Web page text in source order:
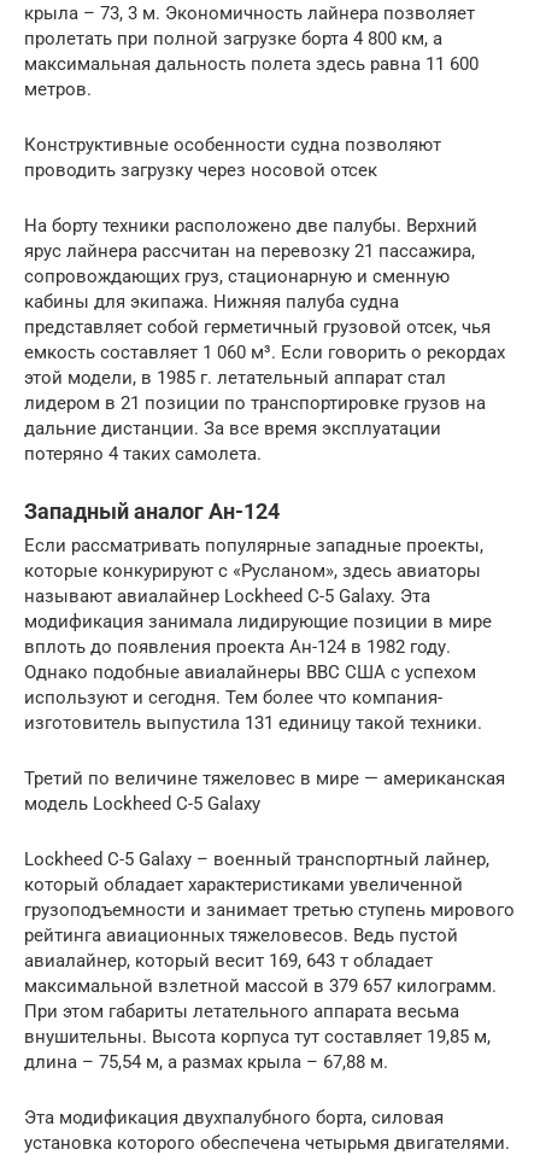
крыла – 73, 3 м. Экономичность лайнера позволяет
пролетать при полной загрузке борта 4 800 км, а
максимальная дальность полета здесь равна 11 600
метров.
Конструктивные особенности судна позволяют
проводить загрузку через носовой отсек
На борту техники расположено две палубы. Верхний
ярус лайнера рассчитан на перевозку 21 пассажира,
сопровождающих груз, стационарную и сменную
кабины для экипажа. Нижняя палуба судна
представляет собой герметичный грузовой отсек, чья
емкость составляет 1 060 м³. Если говорить о рекордах
этой модели, в 1985 г. летательный аппарат стал
лидером в 21 позиции по транспортировке грузов на
дальние дистанции. За все время эксплуатации
потеряно 4 таких самолета.
Западный аналог Ан-124
Если рассматривать популярные западные проекты,
которые конкурируют с «Русланом», здесь авиаторы
называют авиалайнер Lockheed C-5 Galaxy. Эта
модификация занимала лидирующие позиции в мире
вплоть до появления проекта Ан-124 в 1982 году.
Однако подобные авиалайнеры ВВС США с успехом
используют и сегодня. Тем более что компания-
изготовитель выпустила 131 единицу такой техники.
Третий по величине тяжеловес в мире — американская
модель Lockheed C-5 Galaxy
Lockheed C-5 Galaxy – военный транспортный лайнер,
который обладает характеристиками увеличенной
грузоподъемности и занимает третью ступень мирового
рейтинга авиационных тяжеловесов. Ведь пустой
авиалайнер, который весит 169, 643 т обладает
максимальной взлетной массой в 379 657 килограмм.
При этом габариты летательного аппарата весьма
внушительны. Высота корпуса тут составляет 19,85 м,
длина – 75,54 м, а размах крыла – 67,88 м.
Эта модификация двухпалубного борта, силовая
установка которого обеспечена четырьмя двигателями.